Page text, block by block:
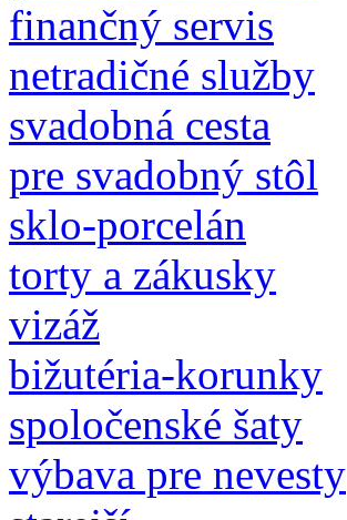
finančný servis
netradičné služby
svadobná cesta
pre svadobný stôl
sklo-porcelán
torty a zákusky
vizáž
bižutéria-korunky
spoločenské šaty
výbava pre nevesty